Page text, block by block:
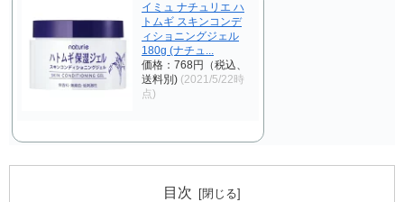
イミュ ナチュリエ ハ
トムギ スキンコンデ
ィショニングジェル
180g (ナチュ...
価格：768円（税込、
送料別) (2021/5/22時
点)
目次